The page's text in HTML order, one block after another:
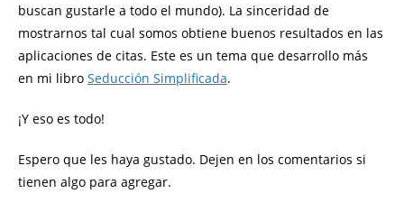
buscan gustarle a todo el mundo). La sinceridad de
mostrarnos tal cual somos obtiene buenos resultados en las
aplicaciones de citas. Este es un tema que desarrollo más
en mi libro Seducción Simplificada.
¡Y eso es todo!
Espero que les haya gustado. Dejen en los comentarios si
tienen algo para agregar.